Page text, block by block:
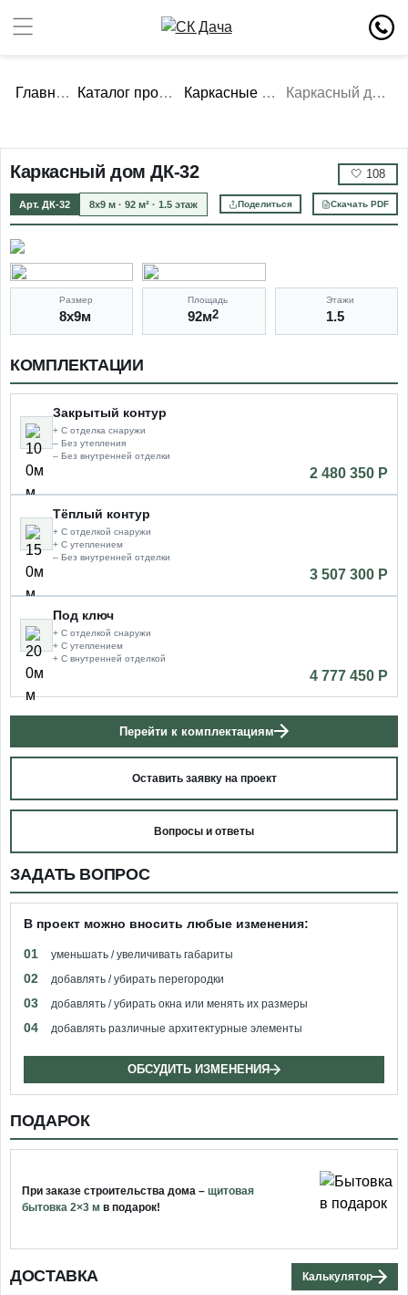
Главная Каталог проектов Каркасные дома Каркасный дом ДК-32
Каркасный дом ДК-32 🤍 108
Арт. ДК-32 8х9 м · 92 м² · 1.5 этаж Поделиться Скачать PDF
Размер
8х9м
Площадь
92м2
Этажи
1.5
КОМПЛЕКТАЦИИ
Закрытый контур
+ С отделка снаружи
– Без утепления
– Без внутренней отделки
2 480 350 P
Тёплый контур
+ С отделкой снаружи
+ С утеплением
– Без внутренней отделки
3 507 300 P
Под ключ
+ С отделкой снаружи
+ С утеплением
+ С внутренней отделкой
4 777 450 P
Перейти к комплектациям
Оставить заявку на проект
Вопросы и ответы
ЗАДАТЬ ВОПРОС
В проект можно вносить любые изменения:
01 уменьшать / увеличивать габариты
02 добавлять / убирать перегородки
03 добавлять / убирать окна или менять их размеры
04 добавлять различные архитектурные элементы
ОБСУДИТЬ ИЗМЕНЕНИЯ
ПОДАРОК
При заказе строительства дома – щитовая
бытовка 2×3 м в подарок!
ДОСТАВКА Калькулятор